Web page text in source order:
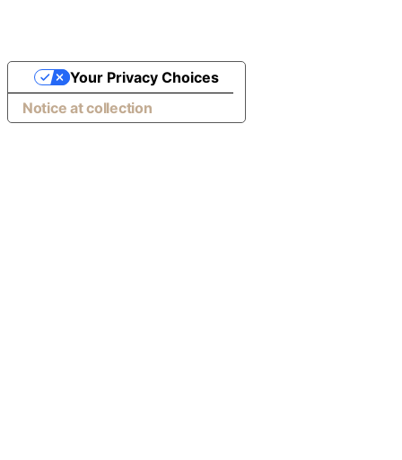
Notice at collection
Your Privacy Choices